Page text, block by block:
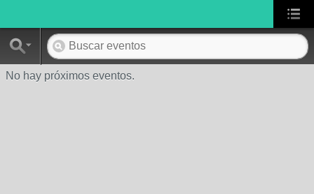
No hay próximos eventos.